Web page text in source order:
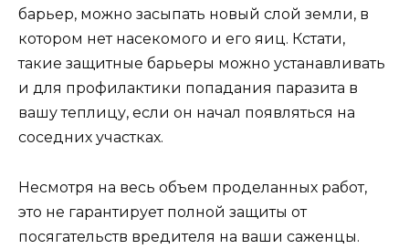
барьер, можно засыпать новый слой земли, в
котором нет насекомого и его яиц. Кстати,
такие защитные барьеры можно устанавливать
и для профилактики попадания паразита в
вашу теплицу, если он начал появляться на
соседних участках.
Несмотря на весь объем проделанных работ,
это не гарантирует полной защиты от
посягательств вредителя на ваши саженцы.